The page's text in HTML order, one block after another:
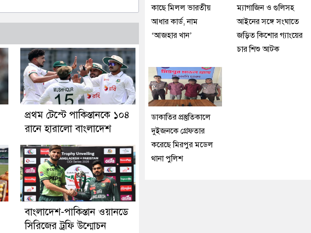
প্রথম টেস্টে পাকিস্তানকে ১০৪
রানে হারালো বাংলাদেশ
বাংলাদেশ-পাকিস্তান ওয়ানডে
সিরিজের ট্রফি উন্মোচন
কাছে মিলল ভারতীয়
আধার কার্ড, নাম
‘আজহার খান’
ম্যাগাজিন ও গুলিসহ
আইনের সঙ্গে সংঘাতে
জড়িত কিশোর গ্যাংয়ের
চার শিশু আটক
ডাকাতির প্রস্তুতিকালে
দুইজনকে গ্রেফতার
করেছে মিরপুর মডেল
থানা পুলিশ